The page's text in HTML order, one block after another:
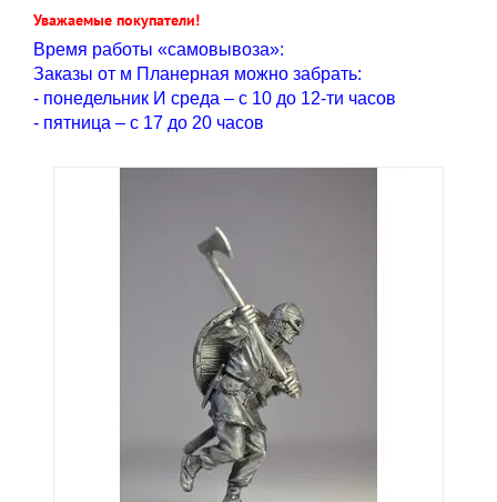
Уважаемые покупатели!
Время работы «самовывоза»:
Заказы от м Планерная можно забрать:
- понедельник И среда – с 10 до 12-ти часов
- пятница – с 17 до 20 часов